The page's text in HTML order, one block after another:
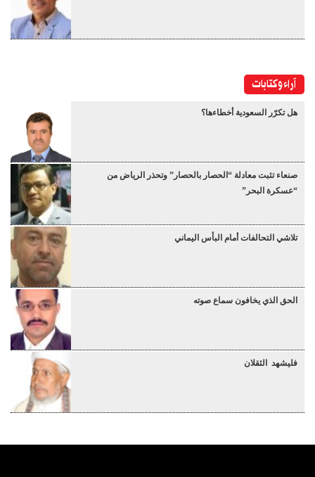
آراء وكتابات
هل تكرّر السعودية أخطاءها؟
صنعاء تثبت معادلة “الحصار بالحصار” وتحذر الرياض من
“عسكرة البحر”
تلاشي التحالفات أمام البأس اليماني
الحق الذي يخافون سماع صوته
فليشهد الثقلان